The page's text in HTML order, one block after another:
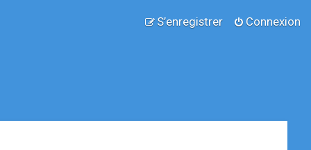
Connexion
S’enregistrer